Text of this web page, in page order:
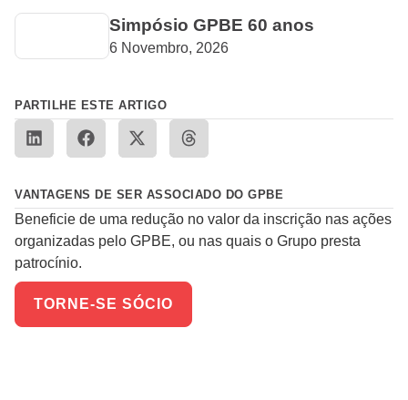
Simpósio GPBE 60 anos
6 Novembro, 2026
PARTILHE ESTE ARTIGO
VANTAGENS DE SER ASSOCIADO DO GPBE
Beneficie de uma redução no valor da inscrição nas ações
organizadas pelo GPBE, ou nas quais o Grupo presta
patrocínio.
TORNE-SE SÓCIO